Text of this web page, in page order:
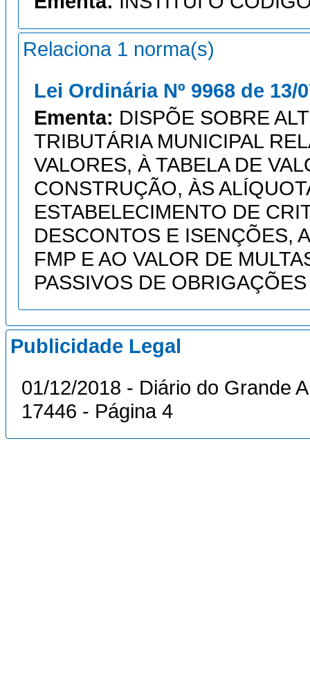
Relaciona 1 norma(s)
Lei Ordinária Nº 9968 de 13/
Ementa: DISPÕE SOBRE
TRIBUTÁRIA MUNICIPAL
VALORES, À TABELA DE
CONSTRUÇÃO, ÀS
ESTABELECIMENTO DE
DESCONTOS E ISENÇÕES,
FMP E AO VALOR DE
PASSIVOS DE
Publicidade Legal
01/12/2018 - Diário do Grande
17446 - Página 4